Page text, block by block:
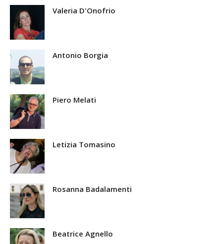
Valeria D'Onofrio
Antonio Borgia
Piero Melati
Letizia Tomasino
Rosanna Badalamenti
Beatrice Agnello